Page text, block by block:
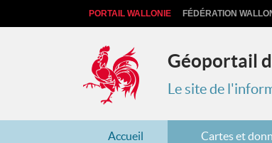
PORTAIL WALLONIE FÉDÉRATION
Géoportail
Le site de
Accueil Cartes et